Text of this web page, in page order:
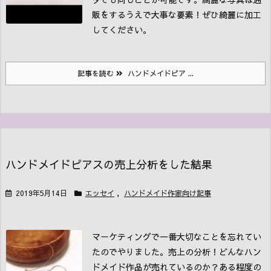
販をするうえで大事な要素！ぜひ綺麗に加工
してください。
記事を読む ハンドメイドピア ...
ハンドメイドピアスの売上分析をした結果
2019年5月14日 エッセイ , ハンドメイド作家向け記事
マーケティングで一番大切なことを忘れてい
たのでやりました。売上の分析！ どんなハン
ドメイド作品が売れているのか？ ある程度の